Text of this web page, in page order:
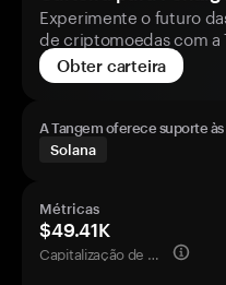
Experimente o futuro
de criptomoedas com a
Obter carteira
A Tangem oferece suporte
Solana
Métricas
$49.41K
Capitalização de mercado